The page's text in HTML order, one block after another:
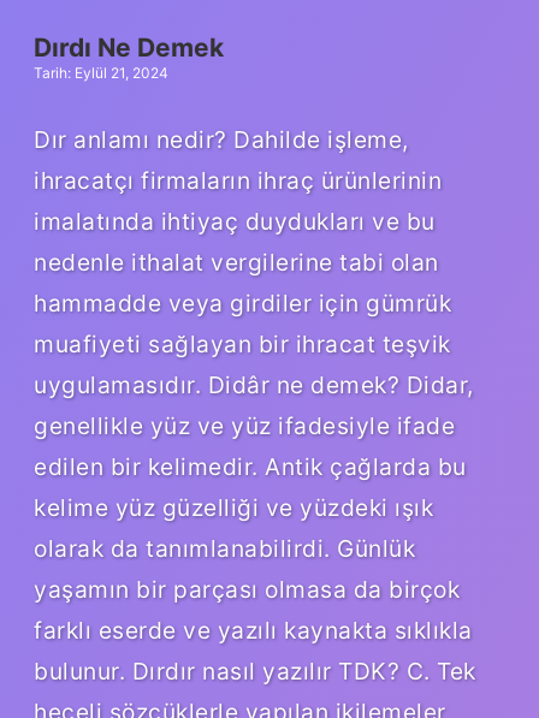
Dırdı Ne Demek
Tarih: Eylül 21, 2024
Dır anlamı nedir? Dahilde işleme,
ihracatçı firmaların ihraç ürünlerinin
imalatında ihtiyaç duydukları ve bu
nedenle ithalat vergilerine tabi olan
hammadde veya girdiler için gümrük
muafiyeti sağlayan bir ihracat teşvik
uygulamasıdır. Didâr ne demek? Didar,
genellikle yüz ve yüz ifadesiyle ifade
edilen bir kelimedir. Antik çağlarda bu
kelime yüz güzelliği ve yüzdeki ışık
olarak da tanımlanabilirdi. Günlük
yaşamın bir parçası olmasa da birçok
farklı eserde ve yazılı kaynakta sıklıkla
bulunur. Dırdır nasıl yazılır TDK? C. Tek
heceli sözcüklerle yapılan ikilemeler